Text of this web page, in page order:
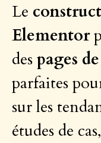
Le
Elementor
despages
parfaites
sur les
études de